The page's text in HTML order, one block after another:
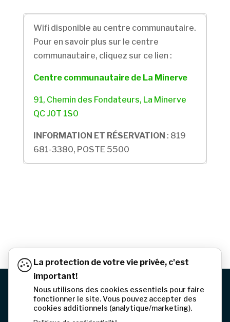
Wifi disponible au centre communautaire.
Pour en savoir plus sur le centre
communautaire, cliquez sur ce lien :
Centre communautaire de La Minerve
91, Chemin des Fondateurs, La Minerve
QC J0T 1S0
INFORMATION ET RÉSERVATION : 819
681-3380, POSTE 5500
© 2026 Municipalité de La Minerve | Tous droits
réservés
La protection de votre vie privée, c'est
important!
Nous utilisons des cookies essentiels pour faire
fonctionner le site. Vous pouvez accepter des
cookies additionnels (analytique/marketing).